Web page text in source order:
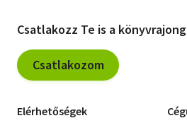
Csatlakozz Te is a
Csatlakozom
Elérhetőségek